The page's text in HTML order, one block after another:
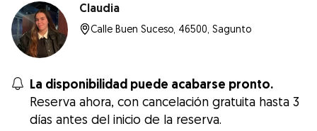
Claudia
Calle Buen Suceso, 46500, Sagunto
La disponibilidad puede acabarse pronto.
Reserva ahora, con cancelación gratuita hasta 3
días antes del inicio de la reserva.